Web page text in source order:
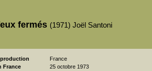
fermés (1971) Joël Santoni
France
France
25 octobre 1973